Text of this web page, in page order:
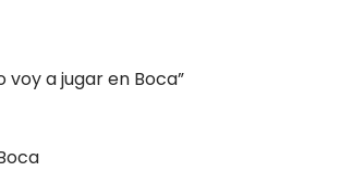
voy a jugar en Boca”